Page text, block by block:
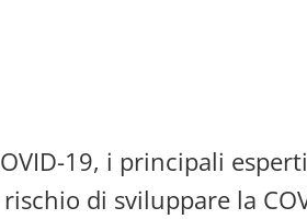
19, i principali
di sviluppare la